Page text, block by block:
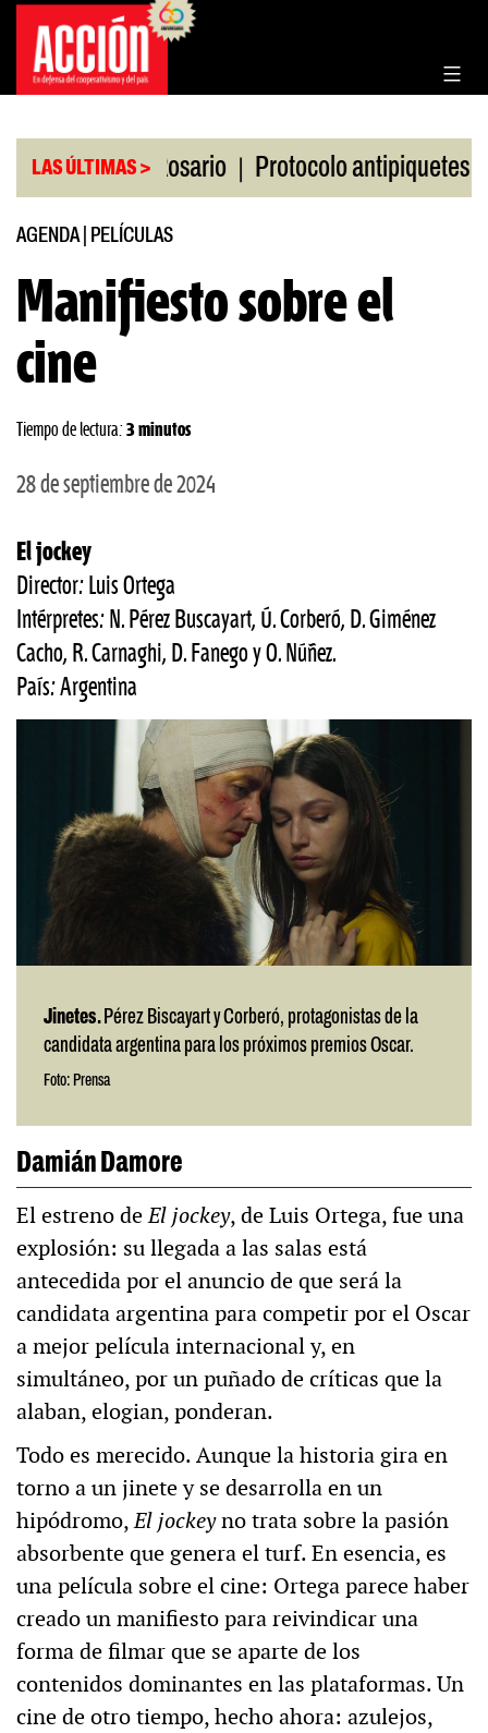
Saltar
contenido
LAS ÚLTIMAS >
Bolsa de Rosario | Protocolo antipiquetes |
AGENDA| PELÍCULAS
Manifiesto sobre el
cine
Tiempo de lectura: 3 minutos
28 de septiembre de 2024
El jockey
Director: Luis Ortega
Intérpretes: N. Pérez Buscayart, Ú. Corberó, D. Giménez
Cacho, R. Carnaghi, D. Fanego y O. Núñez.
País: Argentina
Jinetes. Pérez Biscayart y Corberó, protagonistas de la
candidata argentina para los próximos premios Oscar.
Foto: Prensa
Damián Damore
El estreno deEl jockey, de Luis Ortega, fue una
explosión: su llegada a las salas está
antecedida por el anuncio de que será la
candidata argentina para competir por el Oscar
a mejor película internacional y, en
simultáneo, por un puñado de críticas que la
alaban, elogian, ponderan.
Todo es merecido. Aunque la historia gira en
torno a un jinete y se desarrolla en un
hipódromo,El jockeyno trata sobre la pasión
absorbente que genera el turf. En esencia, es
una película sobre el cine: Ortega parece haber
creado un manifiesto para reivindicar una
forma de filmar que se aparte de los
contenidos dominantes en las plataformas. Un
cine de otro tiempo, hecho ahora: azulejos,